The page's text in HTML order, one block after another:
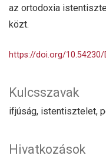
Kulcsszavak
ifjúság istentisztelet
az ortodoxia
közt.
https://doi.org/10.54230/
Hivatkozások